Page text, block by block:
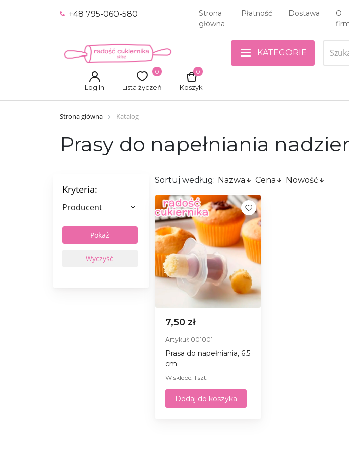
+48 795-060-580
Strona
główna
Płatność Dostawa
O
Log In Lista życzeń
0
Koszyk
0
KATEGORIE
Strona główna Katalog
Prasy do napełniania
Kryteria:
Producent
Sortuj według: Nazwa Cena Nowość
7,50 zł
Artykuł: 001001
Prasa do napełniania, 6,5
cm
W sklepe: 1 szt.
Dodaj do koszyka